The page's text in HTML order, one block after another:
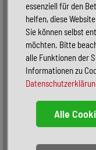
essenziell für den
helfen, diese
Sie können selbst
möchten. Bitte
alle Funktionen der
Informationen zu